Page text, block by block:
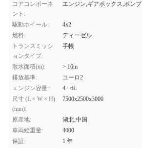
コアコンポーネ
ント:
エンジン,ギアボックス,ポンプ
駆動ホイール:
4x2
燃料:
ディーゼル
トランスミッシ
ョンタイプ:
手帳
散水面積(m):
> 16m
排放基準:
ユーロ2
エンジン容量:
4 - 6L
尺寸 (L × W × H)
(mm):
7500x2500x3000
原産地:
湖北,中国
車両総重量:
4000
保証:
1 年